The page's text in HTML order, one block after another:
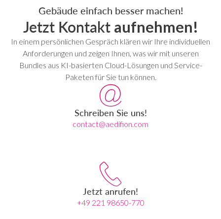
Gebäude einfach besser machen!
Jetzt Kontakt aufnehmen!
In einem persönlichen Gespräch klären wir Ihre individuellen
Anforderungen und zeigen Ihnen, was wir mit unseren
Bundles aus KI-basierten Cloud-Lösungen und Service-
Paketen für Sie tun können.
Schreiben Sie uns!
contact@aedifion.com
Jetzt anrufen!
+49 221 98650-770